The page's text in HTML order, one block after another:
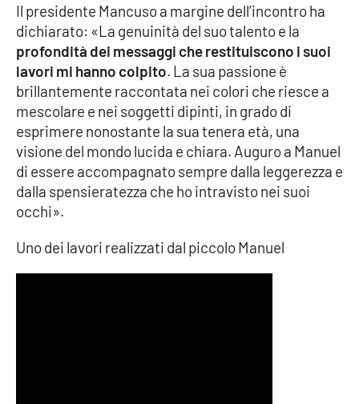
Società
Sport
RUBRICHE
Good Morning Vietnam
Parchi Marini Calabria
Imprese Di Calabria
Il presidente Mancuso a margine dell’incontro ha
dichiarato: «La genuinità del suo talento e la
profondità dei messaggi che restituiscono i suoi
lavori mi hanno colpito. La sua passione è
brillantemente raccontata nei colori che riesce a
mescolare e nei soggetti dipinti, in grado di
esprimere nonostante la sua tenera età, una
visione del mondo lucida e chiara. Auguro a Manuel
di essere accompagnato sempre dalla leggerezza e
dalla spensieratezza che ho intravisto nei suoi
occhi».
Uno dei lavori realizzati dal piccolo Manuel